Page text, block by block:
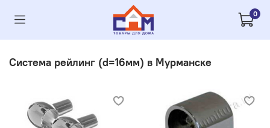
0
Система рейлинг (d=16мм) в Мурманске